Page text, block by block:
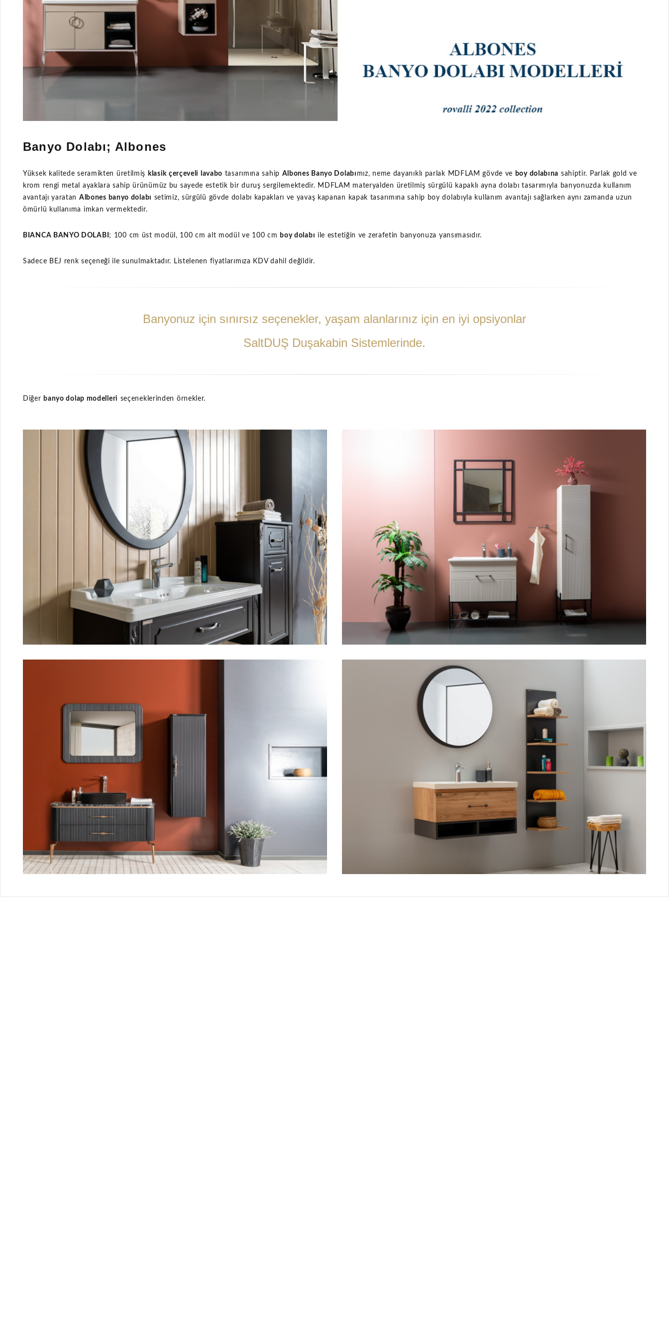
Banyo Dolabı; Albones
Yüksek kalitede seramikten üretilmiş klasik çerçeveli lavabo tasarımına sahip Albones Banyo Dolabı mız, neme dayanıklı parlak MDFLAM gövde ve boy dolabına sahiptir. Parlak gold ve
krom rengi metal ayaklara sahip ürünümüz bu sayede estetik bir duruş sergilemektedir. MDFLAM materyalden üretilmiş sürgülü kapaklı ayna dolabı tasarımıyla banyonuzda kullanım
avantajı yaratan Albones banyo dolabı setimiz, sürgülü gövde dolabı kapakları ve yavaş kapanan kapak tasarımına sahip boy dolabıyla kullanım avantajı sağlarken aynı zamanda uzun
ömürlü kullanıma imkan vermektedir.
BIANCA BANYO DOLABI ; 100 cm üst modül, 100 cm alt modül ve 100 cm boy dolabı ile estetiğin ve zerafetin banyonuza yansımasıdır.
Sadece BEJ renk seçeneği ile sunulmaktadır. Listelenen fiyatlarımıza KDV dahil değildir.
Banyonuz için sınırsız seçenekler, yaşam alanlarınız için en iyi opsiyonlar
SaltDUŞ Duşakabin Sistemlerinde.
Diğer banyo dolap modelleri seçeneklerinden örnekler.